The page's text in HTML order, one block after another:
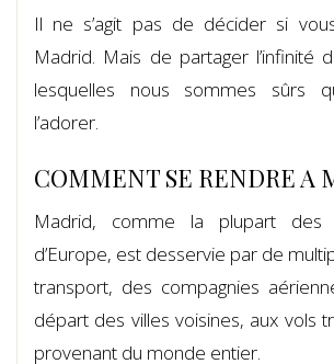
Il ne s’agit pas de décider si
Madrid. Mais de partager l’infinité
lesquelles nous sommes sûrs
l’adorer.
COMMENT SE RENDRE A
Madrid, comme la plupart des
d’Europe, est desservie par de
transport, des compagnies
départ des villes voisines, aux vols
provenant du monde entier.